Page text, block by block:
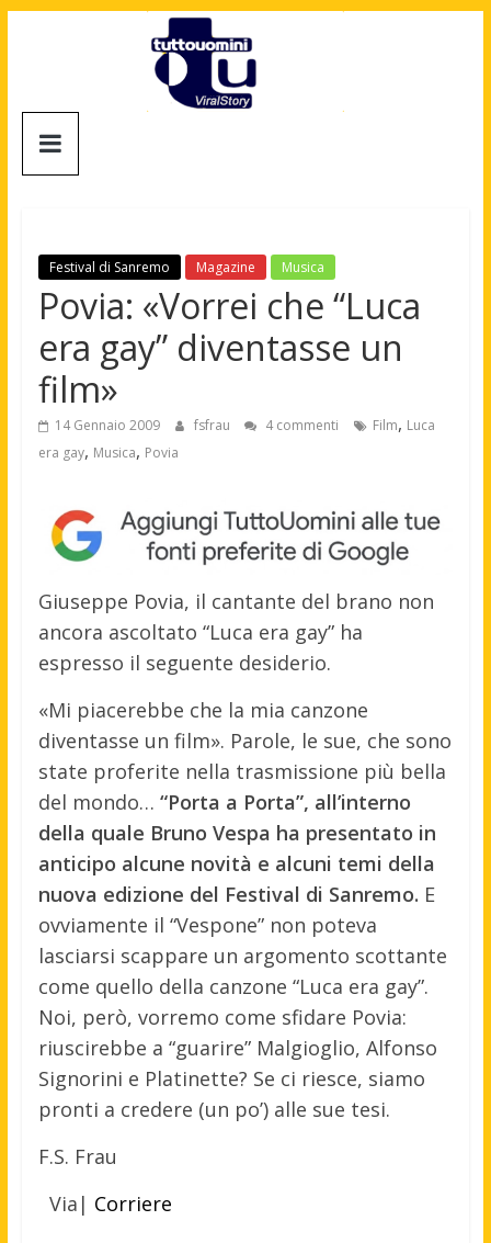
Tuttouomini
Motori,
gay
news
maschile
Festival di Sanremo Magazine Musica
Povia: «Vorrei che “Luca
era gay” diventasse un
film»
14 Gennaio 2009 fsfrau 4 commenti Film, Luca
era gay, Musica, Povia
Giuseppe Povia, il cantante del brano non
ancora ascoltato “Luca era gay” ha
espresso il seguente desiderio.
«Mi piacerebbe che la mia canzone
diventasse un film». Parole, le sue, che sono
state proferite nella trasmissione più bella
del mondo… “Porta a Porta”, all’interno
della quale Bruno Vespa ha presentato in
anticipo alcune novità e alcuni temi della
nuova edizione del Festival di Sanremo. E
ovviamente il “Vespone” non poteva
lasciarsi scappare un argomento scottante
come quello della canzone “Luca era gay”.
Noi, però, vorremo come sfidare Povia:
riuscirebbe a “guarire” Malgioglio, Alfonso
Signorini e Platinette? Se ci riesce, siamo
pronti a credere (un po’) alle sue tesi.
F.S. Frau
Via| Corriere